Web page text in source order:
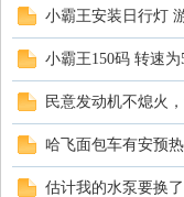
小霸王安装日行灯
小霸王150码 转速为
民意发动机不熄火，
哈飞面包车有安预
估计我的水泵要换了